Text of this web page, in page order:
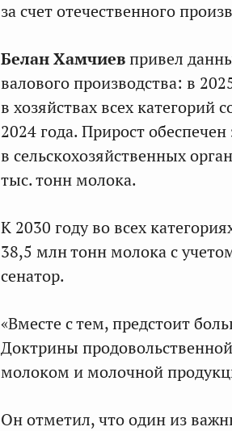
за счет отечественного
Белан Хамчиевпривел
валового производства: в
в хозяйствах всех категорий
2024 года. Прирост
в сельскохозяйственных
тыс. тонн молока.
К 2030 году во всех
38,5 млн тонн молока с
сенатор.
«Вместе с тем, предстоит
Доктрины
молоком и молочной
Он отметил, что один из